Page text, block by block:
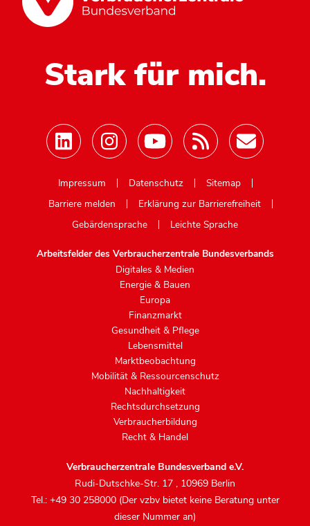
Stark für mich.
Impressum
Datenschutz
Sitemap
Barriere melden
Erklärung zur Barrierefreiheit
Gebärdensprache
Leichte Sprache
Arbeitsfelder des Verbraucherzentrale Bundesverbands
Digitales & Medien
Energie & Bauen
Europa
Finanzmarkt
Gesundheit & Pflege
Lebensmittel
Marktbeobachtung
Mobilität & Ressourcenschutz
Nachhaltigkeit
Rechtsdurchsetzung
Verbraucherbildung
Recht & Handel
Verbraucherzentrale Bundesverband e.V.
Rudi-Dutschke-Str. 17 , 10969 Berlin
Tel.: +49 30 258000 (Der vzbv bietet keine Beratung unter
dieser Nummer an)